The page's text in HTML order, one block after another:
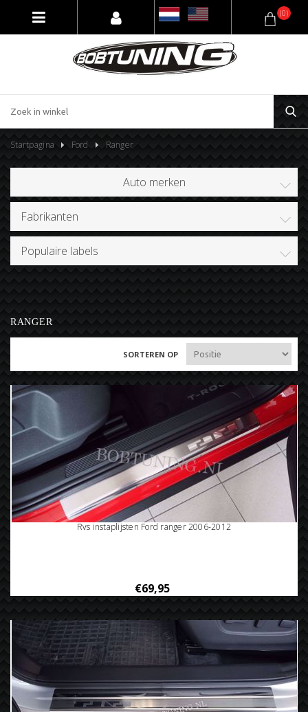
(0)
Startpagina Ford Ranger
Auto merken
Fabrikanten
Populaire labels
RANGER
SORTEREN OP
Rvs instaplijsten Ford ranger 2006-2012
€69,95